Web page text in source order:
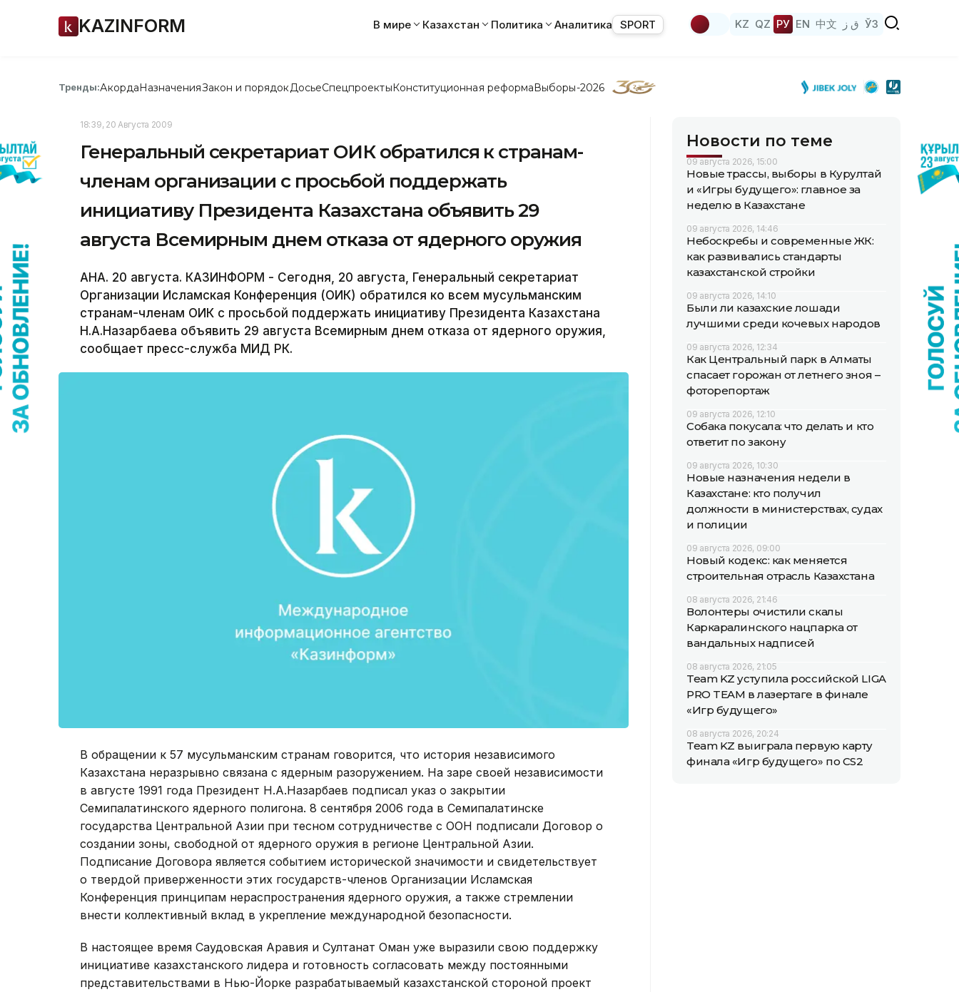
KAZINFORM В мире Казахстан Политика Аналитика SPORT KZ QZ РУ EN 中文 ق ز ЎЗ
Тренды:АкордаНазначенияЗакон и порядок ДосьеСпецпроектыКонституционная реформаВыборы-2026
18:39, 20 Августа 2009
Генеральный секретариат ОИК обратился к странам-
членам организации с просьбой поддержать
инициативу Президента Казахстана объявить 29
августа Всемирным днем отказа от ядерного оружия
АНА. 20 августа. КАЗИНФОРМ - Сегодня, 20 августа, Генеральный секретариат
Организации Исламская Конференция (ОИК) обратился ко всем мусульманским
странам-членам ОИК с просьбой поддержать инициативу Президента Казахстана
Н.А.Назарбаева объявить 29 августа Всемирным днем отказа от ядерного оружия,
сообщает пресс-служба МИД РК.
В обращении к 57 мусульманским странам говорится, что история независимого
Казахстана неразрывно связана с ядерным разоружением. На заре своей независимости
в августе 1991 года Президент Н.А.Назарбаев подписал указ о закрытии
Семипалатинского ядерного полигона. 8 сентября 2006 года в Семипалатинске
государства Центральной Азии при тесном сотрудничестве с ООН подписали Договор о
создании зоны, свободной от ядерного оружия в регионе Центральной Азии.
Подписание Договора является событием исторической значимости и свидетельствует
о твердой приверженности этих государств-членов Организации Исламская
Конференция принципам нераспространения ядерного оружия, а также стремлении
внести коллективный вклад в укрепление международной безопасности.
В настоящее время Саудовская Аравия и Султанат Оман уже выразили свою поддержку
инициативе казахстанского лидера и готовность согласовать между постоянными
представительствами в Нью-Йорке разрабатываемый казахстанской стороной проект
Новости по теме
09 августа 2026, 15:00
Новые трассы, выборы в Курултай
и «Игры будущего»: главное за
неделю в Казахстане
09 августа 2026, 14:46
Небоскребы и современные ЖК:
как развивались стандарты
казахстанской стройки
09 августа 2026, 14:10
Были ли казахские лошади
лучшими среди кочевых народов
09 августа 2026, 12:34
Как Центральный парк в Алматы
спасает горожан от летнего зноя –
фоторепортаж
09 августа 2026, 12:10
Собака покусала: что делать и кто
ответит по закону
09 августа 2026, 10:30
Новые назначения недели в
Казахстане: кто получил
должности в министерствах, судах
и полиции
09 августа 2026, 09:00
Новый кодекс: как меняется
строительная отрасль Казахстана
08 августа 2026, 21:46
Волонтеры очистили скалы
Каркаралинского нацпарка от
вандальных надписей
08 августа 2026, 21:05
Team KZ уступила российской LIGA
PRO TEAM в лазертаге в финале
«Игр будущего»
08 августа 2026, 20:24
Team KZ выиграла первую карту
финала «Игр будущего» по CS2